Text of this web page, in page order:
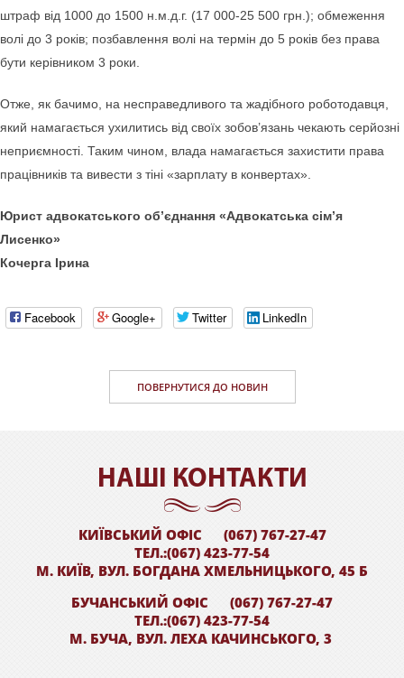
штраф від 1000 до 1500 н.м.д.г. (17 000-25 500 грн.); обмеження
волі до 3 років; позбавлення волі на термін до 5 років без права
бути керівником 3 роки.
Отже, як бачимо, на несправедливого та жадібного роботодавця,
який намагається ухилитись від своїх зобов’язань чекають серйозні
неприємності. Таким чином, влада намагається захистити права
працівників та вивести з тіні «зарплату в конвертах».
Юрист адвокатського об’єднання «Адвокатська сім’я
Лисенко»
Кочерга Ірина
Facebook Google+ Twitter LinkedIn
ПОВЕРНУТИСЯ ДО НОВИН
НАШI КОНТАКТИ
КИЇВСЬКИЙ ОФІС
(067) 767-27-47
ТЕЛ.:(067) 423-77-54
М. КИЇВ, ВУЛ. БОГДАНА ХМЕЛЬНИЦЬКОГО, 45 Б
БУЧАНСЬКИЙ ОФІС
(067) 767-27-47
ТЕЛ.:(067) 423-77-54
М. БУЧА, ВУЛ. ЛЕХА КАЧИНСЬКОГО, 3